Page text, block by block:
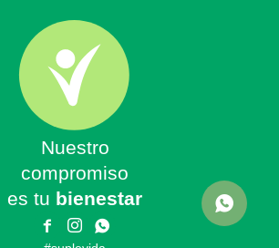
Nuestro
compromiso
es tu bienestar
 
